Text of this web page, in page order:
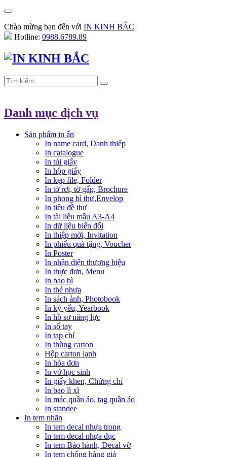
Chào mừng bạn đến với IN KINH BẮC
Hotline: 0988.6789.89
Danh mục dịch vụ
Sản phẩm in ấn
In name card, Danh thiếp
In catalogue
In túi giấy
In hộp giấy
In kẹp file, Folder
In tờ rơi, tờ gấp, Brochure
In phong bì thư,Envelop
In tiêu đề thư
In tài liệu mầu A3-A4
In dữ liệu biến đổi
In thiệp mời, Invitation
In phiếu quà tặng, Voucher
In Poster
In nhận diện thương hiệu
In thực đơn, Menu
In bao bì
In thẻ nhựa
In sách ảnh, Photobook
In kỷ yếu, Yearbook
In hồ sơ năng lực
In sổ tay
In tạp chí
In thùng carton
Hộp carton lạnh
In hóa đơn
In vở học sinh
In giấy khen, Chứng chỉ
In bao lì xì
In mác quần áo, tag quần áo
In standee
In tem nhãn
In tem decal nhựa trong
In tem decal nhựa đục
In tem Bảo hành, Decal vỡ
In tem chống hàng giả